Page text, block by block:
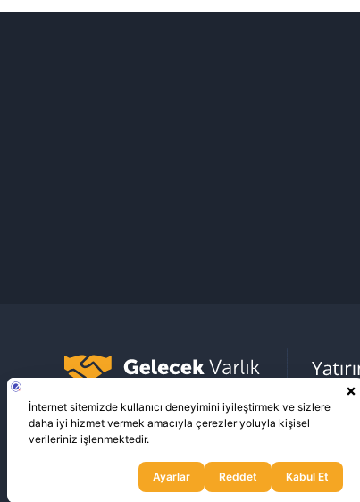
Veri
Gelecek Varlık Yönetimibir Fiba Grubuiştirakidir. © 2023